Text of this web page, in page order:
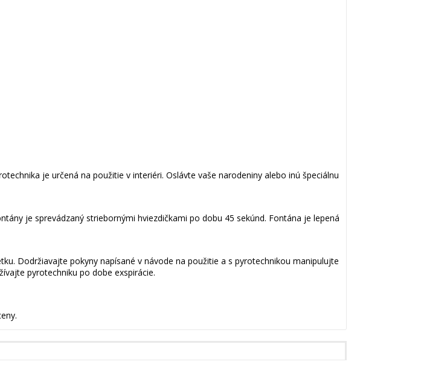
je určená na použitie v interiéri. Oslávte vaše narodeniny alebo inú špeciálnu
je sprevádzaný striebornými hviezdičkami po dobu 45 sekúnd. Fontána je lepená
Dodržiavajte pokyny napísané v návode na použitie a s pyrotechnikou manipulujte
pyrotechniku po dobe exspirácie.